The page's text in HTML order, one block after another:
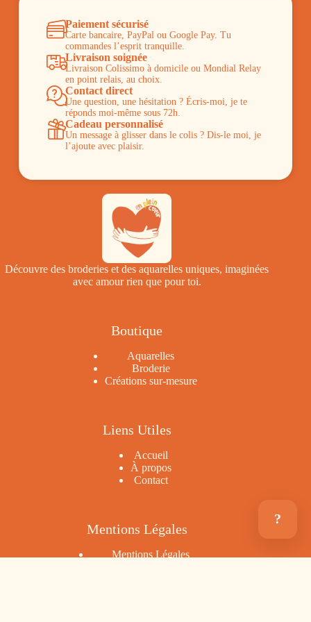
?
Paiement sécurisé
Carte bancaire, PayPal ou Google Pay. Tu
commandes l’esprit tranquille.
Livraison soignée
Livraison Colissimo à domicile ou Mondial Relay
en point relais, au choix.
Contact direct
Une question, une hésitation ? Écris-moi, je te
réponds moi-même sous 72h.
Cadeau personnalisé
Un message à glisser dans le colis ? Dis-le moi, je
l’ajoute avec plaisir.
Découvre des broderies et des aquarelles uniques, imaginées
avec amour rien que pour toi.
Boutique
Aquarelles
Broderie
Créations sur-mesure
Liens Utiles
Accueil
À propos
Contact
Mentions Légales
Mentions Légales